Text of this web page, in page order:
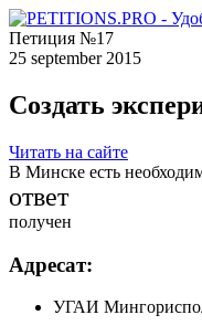
Петиция №17
25 september 2015
Создать
Читать на сайте
В Минске есть
ответ
получен
Адресат:
УГАИ